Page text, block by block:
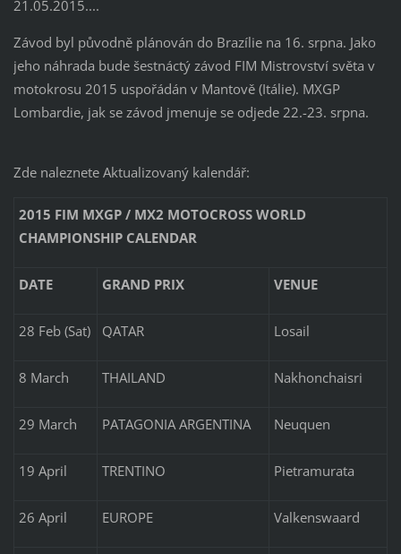
21.05.2015....
Závod byl původně plánován do Brazílie na 16. srpna. Jako
jeho náhrada bude šestnáctý závod FIM Mistrovství světa v
motokrosu 2015 uspořádán v Mantově (Itálie). MXGP
Lombardie, jak se závod jmenuje se odjede 22.-23. srpna.
Zde naleznete Aktualizovaný kalendář:
2015 FIM MXGP / MX2 MOTOCROSS WORLD
CHAMPIONSHIP CALENDAR
DATE GRAND PRIX VENUE
28 Feb (Sat) QATAR Losail
8 March THAILAND Nakhonchaisri
29 March PATAGONIA ARGENTINA Neuquen
19 April TRENTINO Pietramurata
26 April EUROPE Valkenswaard